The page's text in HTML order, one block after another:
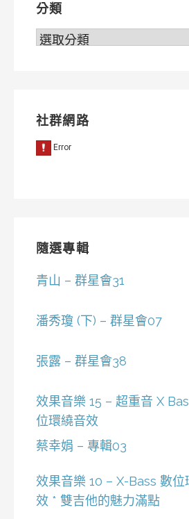
分類
分
社群網路
隨選專輯
青山 – 群星會31
潘秀瓊 (下) – 群星會07
張露 – 群星會38
效果音樂 15 – 超重音 X
位環繞音效
蔡幸娟 – 專輯03
效果音樂 10 – X-Bass 數位
效 * 雙吉他的魅力滿點